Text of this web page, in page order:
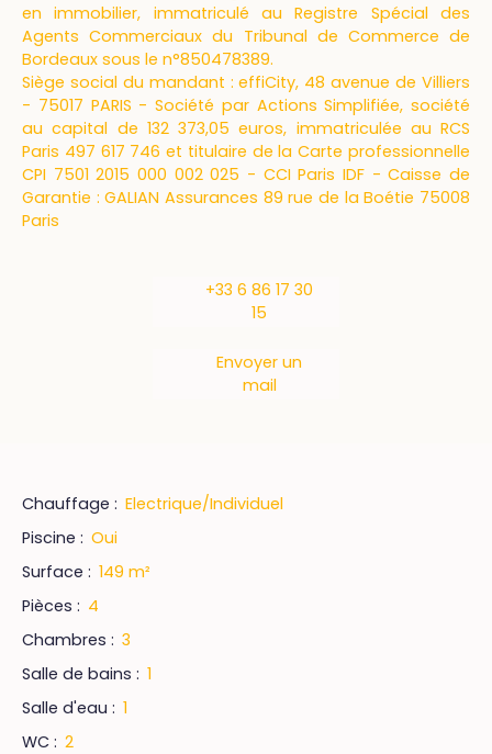
en immobilier, immatriculé au Registre Spécial des
Agents Commerciaux du Tribunal de Commerce de
Bordeaux sous le n°850478389.
Siège social du mandant : effiCity, 48 avenue de Villiers
- 75017 PARIS - Société par Actions Simplifiée, société
au capital de 132 373,05 euros, immatriculée au RCS
Paris 497 617 746 et titulaire de la Carte professionnelle
CPI 7501 2015 000 002 025 - CCI Paris IDF - Caisse de
Garantie : GALIAN Assurances 89 rue de la Boétie 75008
Paris
+33 6 86 17 30
15
Envoyer un
mail
Chauffage : Electrique/Individuel
Piscine : Oui
Surface : 149 m²
Pièces : 4
Chambres : 3
Salle de bains : 1
Salle d'eau : 1
WC : 2